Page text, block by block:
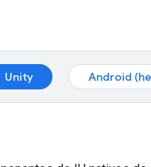
Unity Android